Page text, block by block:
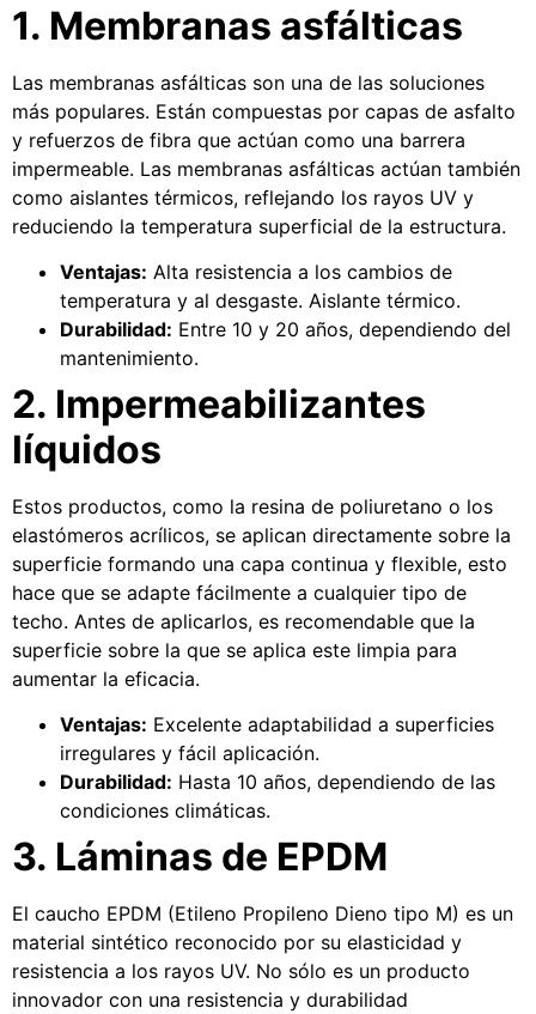
1. Membranas asfálticas
Las membranas asfálticas son una de las soluciones
más populares. Están compuestas por capas de asfalto
y refuerzos de fibra que actúan como una barrera
impermeable. Las membranas asfálticas actúan también
como aislantes térmicos, reflejando los rayos UV y
reduciendo la temperatura superficial de la estructura.
Ventajas: Alta resistencia a los cambios de
temperatura y al desgaste. Aislante térmico.
Durabilidad: Entre 10 y 20 años, dependiendo del
mantenimiento.
2. Impermeabilizantes
líquidos
Estos productos, como la resina de poliuretano o los
elastómeros acrílicos, se aplican directamente sobre la
superficie formando una capa continua y flexible, esto
hace que se adapte fácilmente a cualquier tipo de
techo. Antes de aplicarlos, es recomendable que la
superficie sobre la que se aplica este limpia para
aumentar la eficacia.
Ventajas: Excelente adaptabilidad a superficies
irregulares y fácil aplicación.
Durabilidad: Hasta 10 años, dependiendo de las
condiciones climáticas.
3. Láminas de EPDM
El caucho EPDM (Etileno Propileno Dieno tipo M) es un
material sintético reconocido por su elasticidad y
resistencia a los rayos UV. No sólo es un producto
innovador con una resistencia y durabilidad